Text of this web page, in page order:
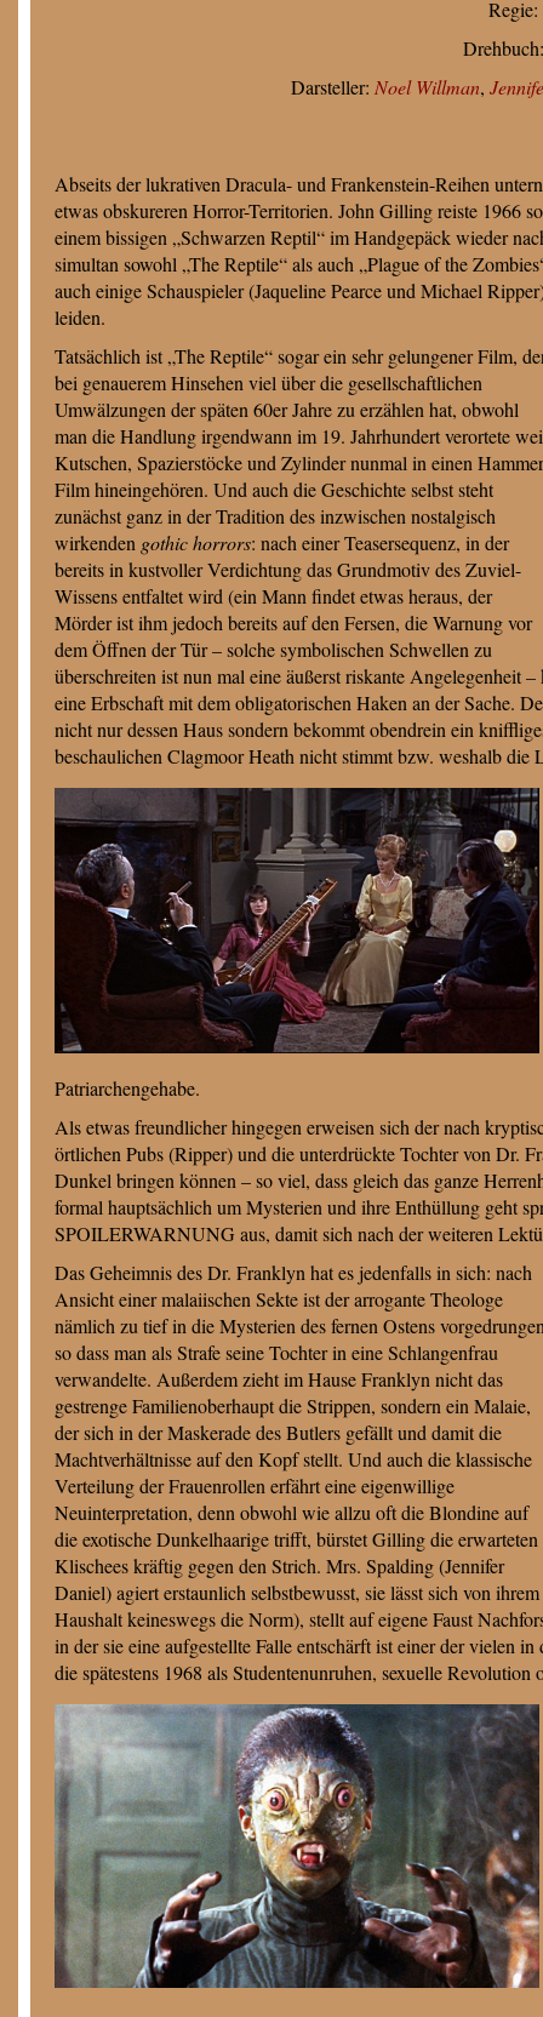
Regie:
Darsteller: Noel Willman,
Abseits der lukrativen Dracula- und Frankenstein-Reihen
etwas obskureren Horror-Territorien. John Gilling reiste 1966
einem bissigen „Schwarzen Reptil“ im Handgepäck wieder
simultan sowohl „The Reptile“ als auch „Plague of the
auch einige Schauspieler (Jaqueline Pearce und Michael
leiden.
Tatsächlich ist „The Reptile“ sogar ein sehr gelungener Film,
bei genauerem Hinsehen viel über die gesellschaftlichen
Umwälzungen der späten 60er Jahre zu erzählen hat, obwohl
man die Handlung irgendwann im 19. Jahrhundert verortete
Kutschen, Spazierstöcke und Zylinder nunmal in einen
Film hineingehören. Und auch die Geschichte selbst steht
zunächst ganz in der Tradition des inzwischen nostalgisch
wirkenden gothic horrors: nach einer Teasersequenz, in der
bereits in kustvoller Verdichtung das Grundmotiv des Zuviel-
Wissens entfaltet wird (ein Mann findet etwas heraus, der
Mörder ist ihm jedoch bereits auf den Fersen, die Warnung vor
dem Öffnen der Tür – solche symbolischen Schwellen zu
überschreiten ist nun mal eine äußerst riskante Angelegenheit
eine Erbschaft mit dem obligatorischen Haken an der Sache.
nicht nur dessen Haus sondern bekommt obendrein ein
beschaulichen Clagmoor Heath nicht stimmt bzw. weshalb die
Patriarchengehabe.
Als etwas freundlicher hingegen erweisen sich der nach
örtlichen Pubs (Ripper) und die unterdrückte Tochter von Dr.
Dunkel bringen können – so viel, dass gleich das ganze
formal hauptsächlich um Mysterien und ihre Enthüllung geht
SPOILERWARNUNG aus, damit sich nach der weiteren
Das Geheimnis des Dr. Franklyn hat es jedenfalls in sich: nach
Ansicht einer malaiischen Sekte ist der arrogante Theologe
nämlich zu tief in die Mysterien des fernen Ostens
so dass man als Strafe seine Tochter in eine Schlangenfrau
verwandelte. Außerdem zieht im Hause Franklyn nicht das
gestrenge Familienoberhaupt die Strippen, sondern ein Malaie,
der sich in der Maskerade des Butlers gefällt und damit die
Machtverhältnisse auf den Kopf stellt. Und auch die klassische
Verteilung der Frauenrollen erfährt eine eigenwillige
Neuinterpretation, denn obwohl wie allzu oft die Blondine auf
die exotische Dunkelhaarige trifft, bürstet Gilling die erwarteten
Klischees kräftig gegen den Strich. Mrs. Spalding (Jennifer
Daniel) agiert erstaunlich selbstbewusst, sie lässt sich von
Haushalt keineswegs die Norm), stellt auf eigene Faust
in der sie eine aufgestellte Falle entschärft ist einer der vielen
die spätestens 1968 als Studentenunruhen, sexuelle